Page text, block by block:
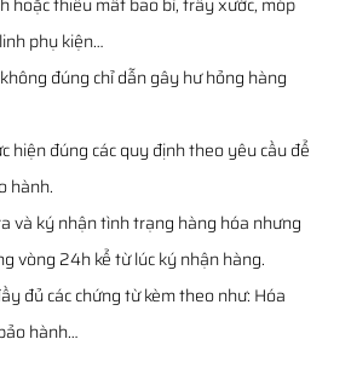
phụ kiện…
đúng chỉ dẫn gây hư hỏng hàng
hiện đúng các quy định theo yêu cầu để
hành.
và ký nhận tình trạng hàng hóa nhưng
vòng 24h kể từ lúc ký nhận hàng.
đủ các chứng từ kèm theo như: Hóa
hành…